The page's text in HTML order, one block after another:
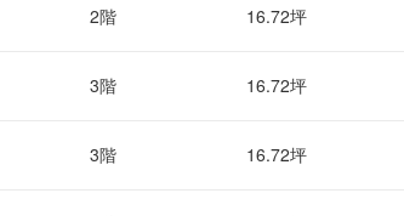
2階 16.72坪
3階 16.72坪
3階 16.72坪